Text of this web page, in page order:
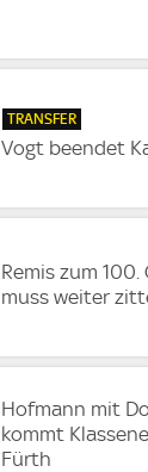
TRANSFER
Vogt beendet
Remis zum
muss weiter
Hofmann mit
kommt
Fürth